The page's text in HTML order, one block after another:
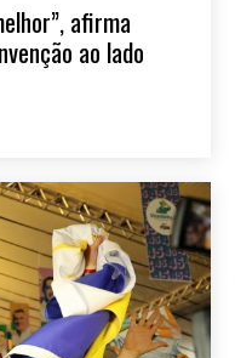
afirma
ao lado